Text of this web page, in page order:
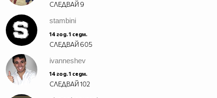
СЛЕДВАЙ 9
stambini
14 год. 1 седм.
СЛЕДВАЙ 605
ivanneshev
14 год. 1 седм.
СЛЕДВАЙ102